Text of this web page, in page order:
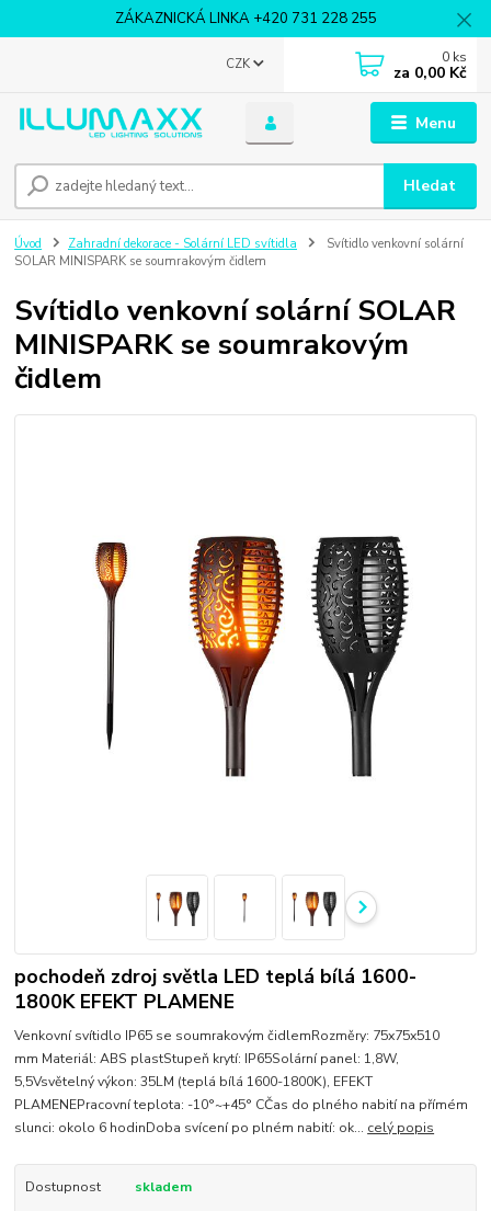
ZÁKAZNICKÁ LINKA +420 731 228 255
Menu
CZK
Hledat
0 ks
za 0,00 Kč
Úvod Zahradní dekorace - Solární LED svítidla
Svítidlo venkovní solární
SOLAR MINISPARK se soumrakovým čidlem
Svítidlo venkovní solární SOLAR
MINISPARK se soumrakovým
čidlem
pochodeň zdroj světla LED teplá bílá 1600-
1800K EFEKT PLAMENE
Venkovní svítidlo IP65 se soumrakovým čidlemRozměry: 75x75x510
mm Materiál: ABS plastStupeň krytí: IP65Solární panel: 1,8W,
5,5Vsvětelný výkon: 35LM (teplá bílá 1600-1800K), EFEKT
PLAMENEPracovní teplota: -10°~+45° CČas do plného nabití na přímém
slunci: okolo 6 hodinDoba svícení po plném nabití: ok... celý popis
Dostupnost skladem